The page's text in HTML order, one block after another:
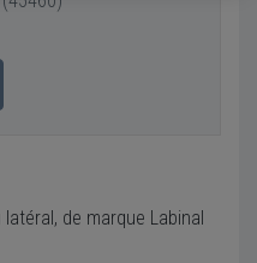
de marque Labinal